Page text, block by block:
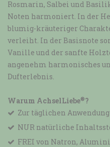
Rosmarin, Salbei und
Noten harmoniert. In der
blumig-kräuteriger
verleiht. In der Basisnote
Vanille und der sanfte
angenehm harmonisches
Dufterlebnis.
Warum AchselLiebe®?
Zur täglichen
NUR natürliche
FREI von Natron,